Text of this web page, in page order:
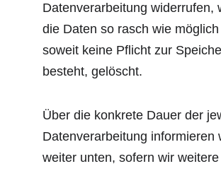
Datenverarbeitung widerrufen,
die Daten so rasch wie möglich
soweit keine Pflicht zur
besteht, gelöscht.
Über die konkrete Dauer der
Datenverarbeitung informieren
weiter unten, sofern wir weitere